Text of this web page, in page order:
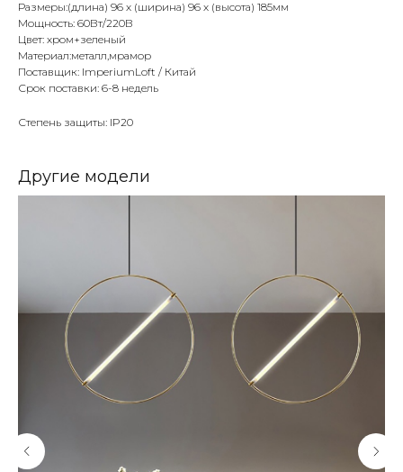
Размеры:(длина) 96 х (ширина) 96 х (высота) 185мм
Мощность: 60Вт/220В
Цвет: хром+зеленый
Материал:металл,мрамор
Поставщик: ImperiumLoft / Китай
Срок поставки: 6-8 недель
Степень защиты: IP20
Другие модели